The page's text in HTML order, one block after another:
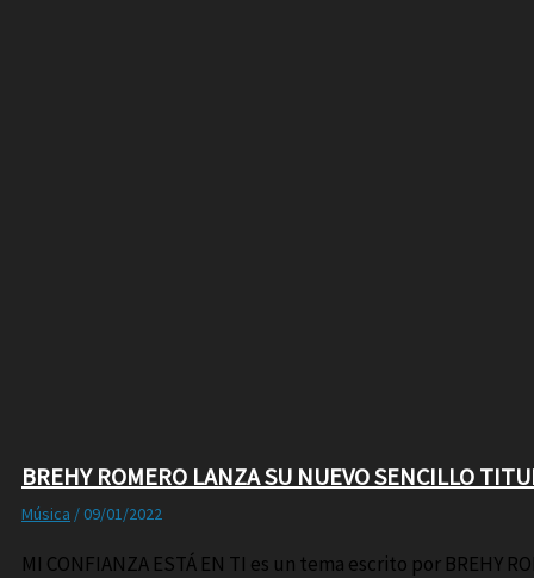
BREHY ROMERO LANZA SU NUEVO SENCILLO
Música / 09/01/2022
MI CONFIANZA ESTÁ EN TI es un tema escrito por